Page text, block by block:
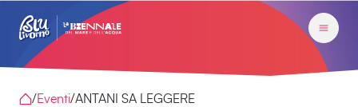
/Eventi/ANTANI SA LEGGERE